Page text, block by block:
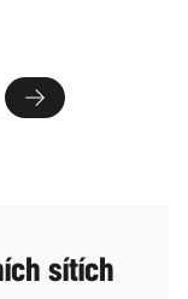
sítích